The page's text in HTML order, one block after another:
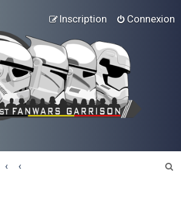
Connexion
Inscription